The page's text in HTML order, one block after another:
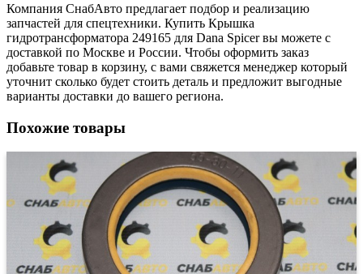
Компания СнабАвто предлагает подбор и реализацию
запчастей для спецтехники. Купить Крышка
гидротрансформатора 249165 для Dana Spicer вы можете с
доставкой по Москве и России. Чтобы оформить заказ
добавьте товар в корзину, с вами свяжется менеджер который
уточнит сколько будет стоить деталь и предложит выгодные
варианты доставки до вашего региона.
Похожие товары